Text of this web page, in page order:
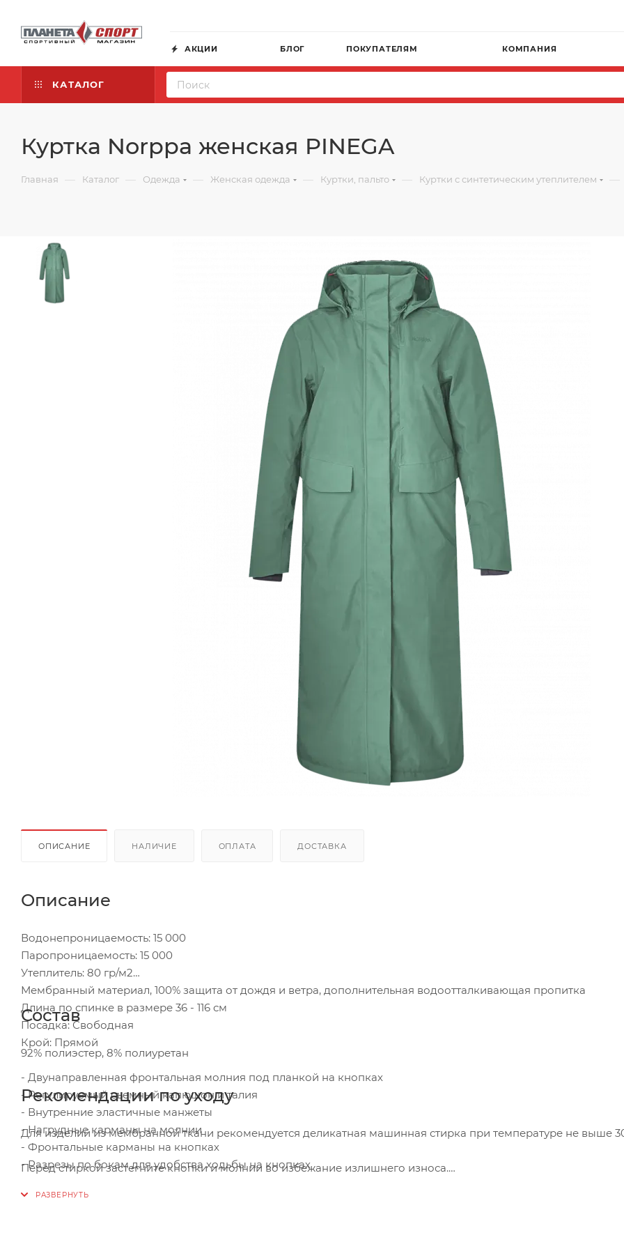
АКЦИИ БЛОГ ПОКУПАТЕЛЯМ КОМПАНИЯ
КАТАЛОГ
Куртка Norppa женская PINEGA
Главная — Каталог — Одежда — Женская одежда — Куртки, пальто — Куртки с синтетическим утеплителем —
ОПИСАНИЕ НАЛИЧИЕ ОПЛАТА ДОСТАВКА
Описание
Водонепроницаемость: 15 000
Паропроницаемость: 15 000
Утеплитель: 80 гр/м2
Мембранный материал, 100% защита от дождя и ветра, дополнительная водоотталкивающая пропитка
Длина по спинке в размере 36 - 116 см
Посадка: Свободная
Крой: Прямой
- Двунаправленная фронтальная молния под планкой на кнопках
- Регулируемый съемный капюшон и талия
- Внутренние эластичные манжеты
- Нагрудные карманы на молнии
- Фронтальные карманы на кнопках
- Разрезы по бокам для удобства ходьбы на кнопках
- Защита подбородка от защемления
Состав
92% полиэстер, 8% полиуретан
Рекомендации по уходу
Для изделий из мембранной ткани рекомендуется деликатная машинная стирка при температуре не выше
Перед стиркой застегните кнопки и молнии во избежание излишнего износа.